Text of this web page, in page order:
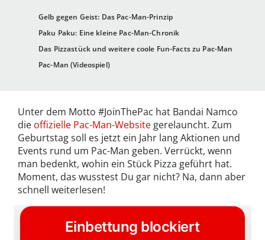
Gelb gegen Geist: Das Pac-Man-Prinzip
Paku Paku: Eine kleine Pac-Man-Chronik
Das Pizzastück und weitere coole Fun-Facts zu Pac-Man
Pac-Man (Videospiel)
Unter dem Motto #JoinThePac hat Bandai Namco
die offizielle Pac-Man-Website gerelauncht. Zum
Geburtstag soll es jetzt ein Jahr lang Aktionen und
Events rund um Pac-Man geben. Verrückt, wenn
man bedenkt, wohin ein Stück Pizza geführt hat.
Moment, das wusstest Du gar nicht? Na, dann aber
schnell weiterlesen!